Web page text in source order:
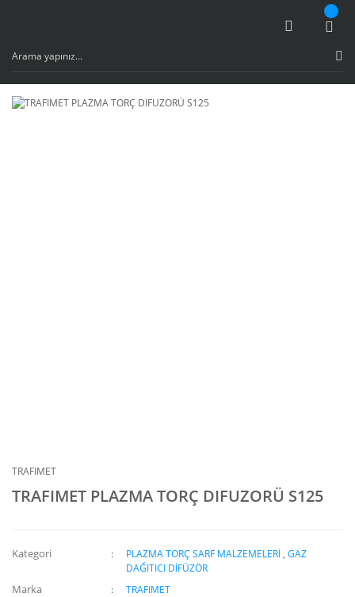
TRAFIMET
TRAFIMET PLAZMA TORÇ DIFUZORÜ S125
Kategori PLAZMA TORÇ SARF MALZEMELERİ ,GAZ
DAĞITICI DİFÜZÖR
Marka TRAFIMET